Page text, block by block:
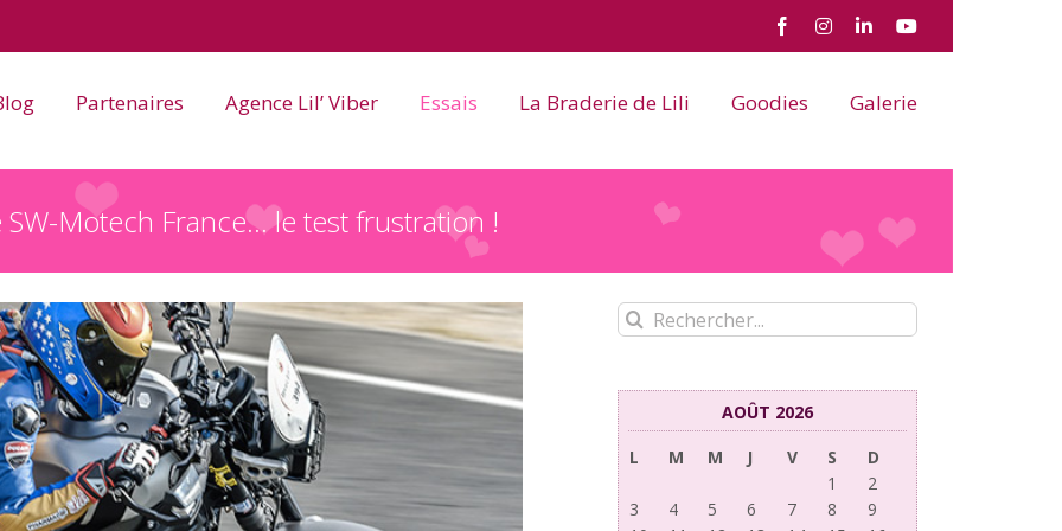
FacebookInstagram
LinkedInYouTube
Partenaires Agence Lil’ Viber Essais La Braderie de Lili Goodies Galerie
SW-Motech France… le test frustration !
Rechercher:
AOÛT 2026
L
M M J V S
D
1
2
3
4 5 6 7 8
9